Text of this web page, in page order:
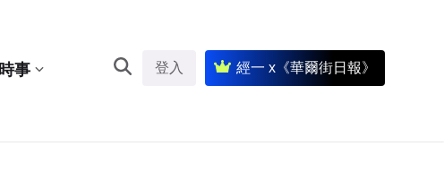
時事 登入 經一 x《華爾街日報》